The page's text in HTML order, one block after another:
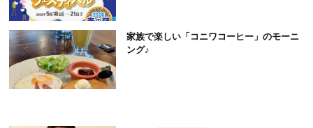
家族で楽しい「コニワコーヒー」のモーニ
ング♪